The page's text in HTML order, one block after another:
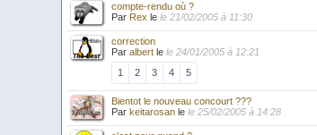
compte-rendu où ?
Par Rex le le 21/02/2005 à 11:30
correction
Par albert le le 24/01/2005 à 12:21
1
2 3 4 5
Bientot le nouveau concourt ???
Par keitarosan le le 25/02/2005 à 14:28